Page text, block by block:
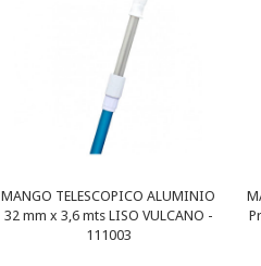
MANGO TELESCOPICO ALUMINIO
32 mm x 3,6 mts LISO VULCANO -
111003